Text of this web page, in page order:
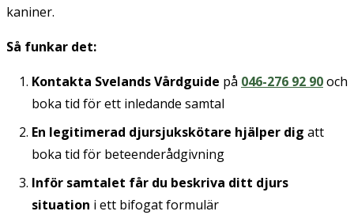
kaniner.
Så funkar det:
Kontakta Svelands Vårdguide på 046-276 92 90och
boka tid för ett inledande samtal
En legitimerad djursjukskötare hjälper dig att
boka tid för beteenderådgivning
Inför samtalet får du beskriva ditt djurs
situation i ett bifogat formulär